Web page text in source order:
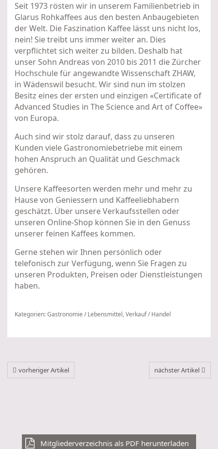
Seit 1973 rösten wir in unserem Familienbetrieb in
Glarus Rohkaffees aus den besten Anbaugebieten
der Welt. Die Faszination Kaffee lässt uns nicht los,
nein! Sie treibt uns immer weiter an. Dies
verpflichtet sich weiter zu bilden. Deshalb hat
unser Sohn Andreas von 2010 bis 2011 die Zürcher
Hochschule für angewandte Wissenschaft ZHAW,
in Wädenswil besucht. Wir sind nun im stolzen
Besitz eines der ersten und einzigen «Certificate of
Advanced Studies in The Science and Art of Coffee»
von Europa.
Auch sind wir stolz darauf, dass zu unseren
Kunden viele Gastronomiebetriebe mit einem
hohen Anspruch an Qualität und Geschmack
gehören.
Unsere Kaffeesorten werden mehr und mehr zu
Hause von Geniessern und Kaffeeliebhabern
geschätzt. Über unsere Verkaufsstellen oder
unseren Online-Shop können Sie in den Genuss
unserer feinen Kaffees kommen.
Gerne stehen wir Ihnen persönlich oder
telefonisch zur Verfügung, wenn Sie Fragen zu
unseren Produkten, Preisen oder Dienstleistungen
haben.
Kategorien:Gastronomie / Lebensmittel,Verkauf / Handel
vorheriger Artikel nächster Artikel
Mitgliederverzeichnis als PDF herunterladen